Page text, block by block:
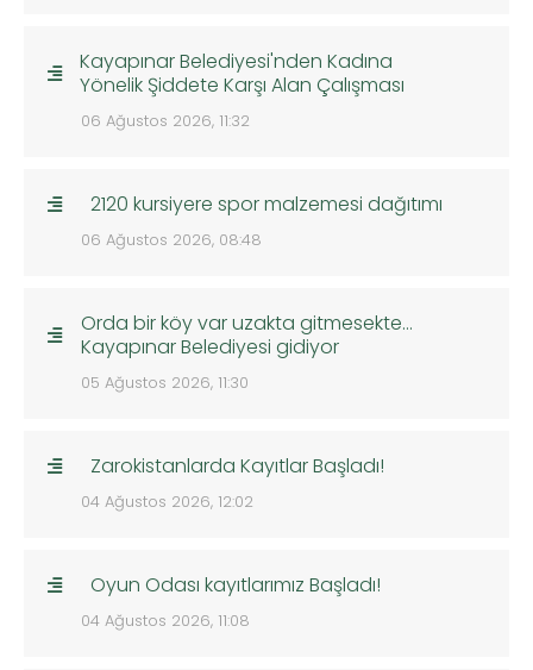
Kayapınar Belediyesi'nden Kadına
Yönelik Şiddete Karşı Alan Çalışması
06 Ağustos 2026, 11:32
2120 kursiyere spor malzemesi dağıtımı
06 Ağustos 2026, 08:48
Orda bir köy var uzakta gitmesekte…
Kayapınar Belediyesi gidiyor
05 Ağustos 2026, 11:30
Zarokistanlarda Kayıtlar Başladı!
04 Ağustos 2026, 12:02
Oyun Odası kayıtlarımız Başladı!
04 Ağustos 2026, 11:08